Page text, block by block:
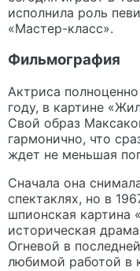
исполнила роль
«Мастер-класс».
Фильмография
Актриса
году, в картине
Свой образ
гармонично, что
ждет не меньшая
Сначала она
спектаклях, но в
шпионская картина
историческая
Огневой в
любимой работой в